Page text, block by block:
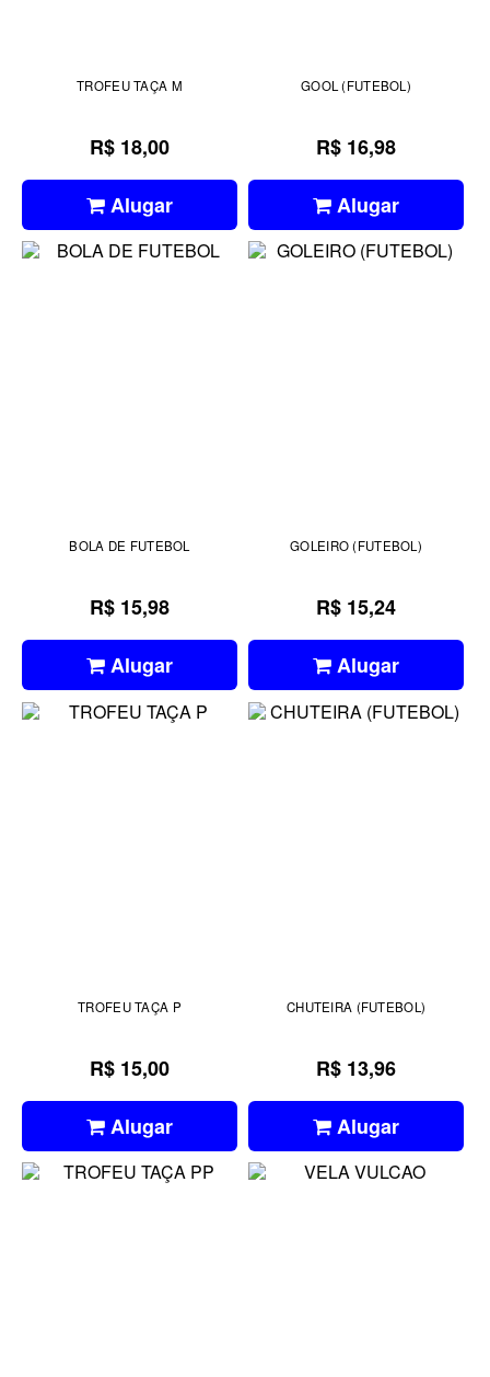
TROFEU TAÇA M
R$ 18,00
Alugar
GOOL (FUTEBOL)
R$ 16,98
Alugar
BOLA DE FUTEBOL
R$ 15,98
Alugar
GOLEIRO (FUTEBOL)
R$ 15,24
Alugar
TROFEU TAÇA P
R$ 15,00
Alugar
CHUTEIRA (FUTEBOL)
R$ 13,96
Alugar